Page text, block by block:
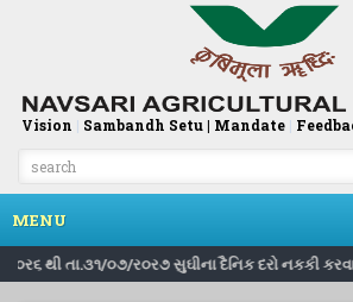
Vision | Sambandh Setu | Mandate|
MENU
થી તા.૩૧/૦૭/ર૦ર૭ સુઘીના દૈનિક દરો નકકી કરવા